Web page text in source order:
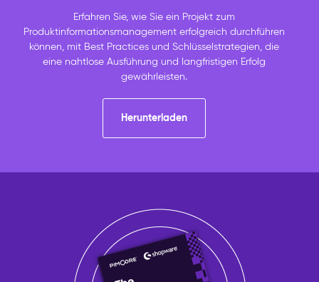
Erfahren Sie, wie Sie ein Projekt zum
Produktinformationsmanagement erfolgreich durchführen
können, mit Best Practices und Schlüsselstrategien, die
eine nahtlose Ausführung und langfristigen Erfolg
gewährleisten.
Herunterladen